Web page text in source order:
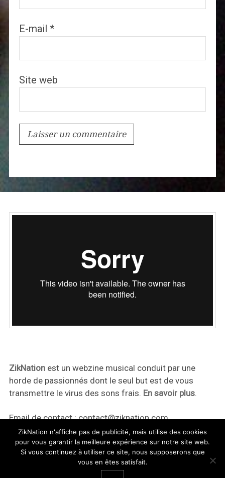
E-mail *
Site web
ZikNationest un webzine musical conduit par une
horde de passionnés dont le seul but est de vous
transmettre le virus des sons frais. En savoir plus.
Email de contact :contact@ziknation.com
ZikNation n'affiche pas de publicité, mais utilise des cookies
pour vous garantir la meilleure expérience sur notre site web.
Si vous continuez à utiliser ce site, nous supposerons que
vous en êtes satisfait.